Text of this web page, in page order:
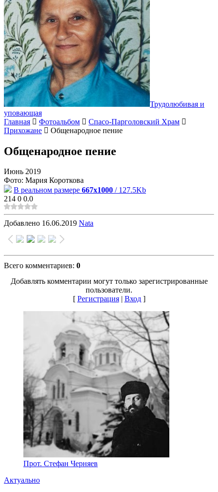
Трудолюбивая и
уповающая
Главная
Фотоальбом
Спасо-Парголовский Храм
Прихожане
Общенародное пение
Общенародное пение
Июнь 2019
Фото: Мария Короткова
В реальном размере 667x1000 / 127.5Kb
214 0 0.0
Добавлено 16.06.2019 Nata
Всего комментариев: 0
Добавлять комментарии могут только зарегистрированные
пользователи.
[ Регистрация| Вход]
Прот. Стефан Черняев
Актуально